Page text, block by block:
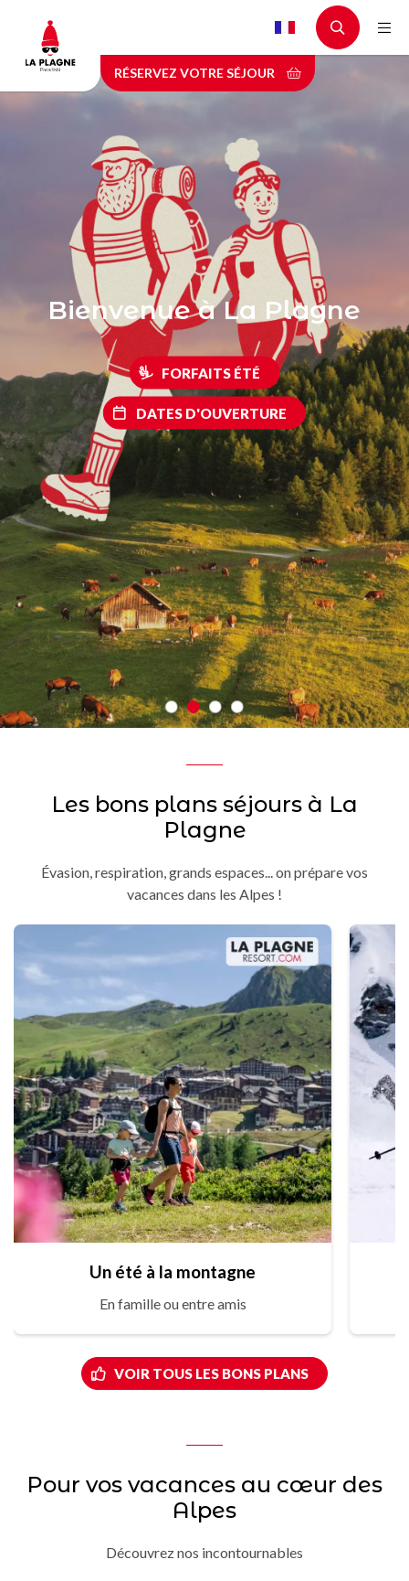
contenu
principal
RÉSERVEZ VOTRE SÉJOUR
Bienvenue à La Plagne
FORFAITS ÉTÉ
DATES D'OUVERTURE
Les bons plans séjours à La
Plagne
Évasion, respiration, grands espaces... on prépare vos
vacances dans les Alpes !
Un été à la montagne
En famille ou entre amis
VOIR TOUS LES BONS PLANS
Pour vos vacances au cœur des
Alpes
Découvrez nos incontournables